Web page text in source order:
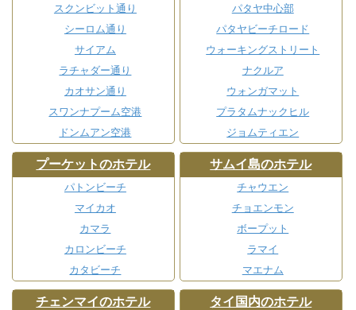
スクンビット通り
シーロム通り
サイアム
ラチャダー通り
カオサン通り
スワンナプーム空港
ドンムアン空港
パタヤ中心部
パタヤビーチロード
ウォーキングストリート
ナクルア
ウォンガマット
プラタムナックヒル
ジョムティエン
プーケットのホテル
パトンビーチ
マイカオ
カマラ
カロンビーチ
カタビーチ
サムイ島のホテル
チャウエン
チョエンモン
ボープット
ラマイ
マエナム
チェンマイのホテル タイ国内のホテル